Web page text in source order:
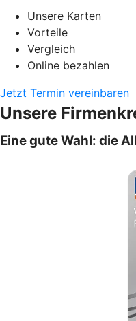
Unsere Karten
Vorteile
Vergleich
Online bezahlen
Jetzt Termin vereinbaren
Unsere
Eine gute Wahl: die